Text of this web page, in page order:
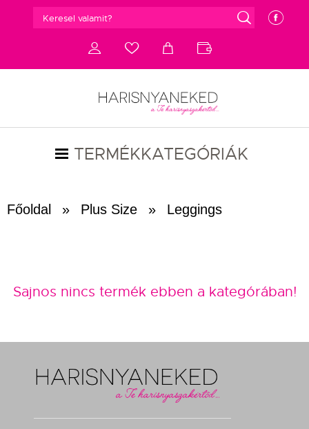
e g
d c a b
TERMÉKKATEGÓRIÁK
Főoldal » Plus Size » Leggings
Sajnos nincs termék ebben a kategórában!